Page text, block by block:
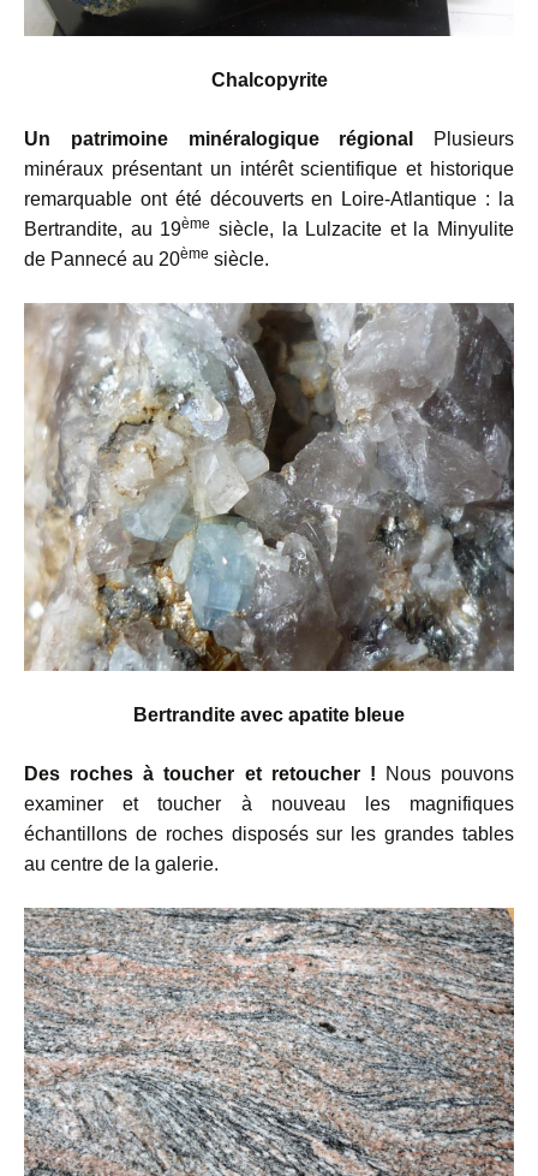
Chalcopyrite
Un patrimoine minéralogique régional
Plusieurs
minéraux présentant un intérêt scientifique et historique
remarquable ont été découverts en Loire-Atlantique : la
Bertrandite, au 19ème siècle, la Lulzacite et la Minyulite
de Pannecé au 20ème siècle.
Bertrandite avec apatite bleue
Des roches à toucher et retoucher ! Nous pouvons
examiner et toucher à nouveau les magnifiques
échantillons de roches disposés sur les grandes tables
au centre de la galerie.